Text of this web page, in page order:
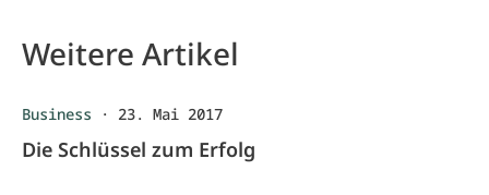
Weitere Artikel
Business · 23. Mai 2017
Die Schlüssel zum Erfolg